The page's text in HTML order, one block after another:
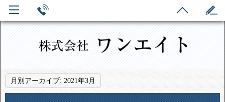
月別アーカイブ: 2021年3月